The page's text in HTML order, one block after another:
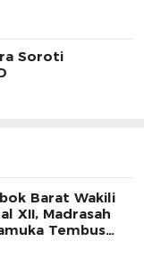
Soroti
Barat Wakili
XII, Madrasah
Tembus